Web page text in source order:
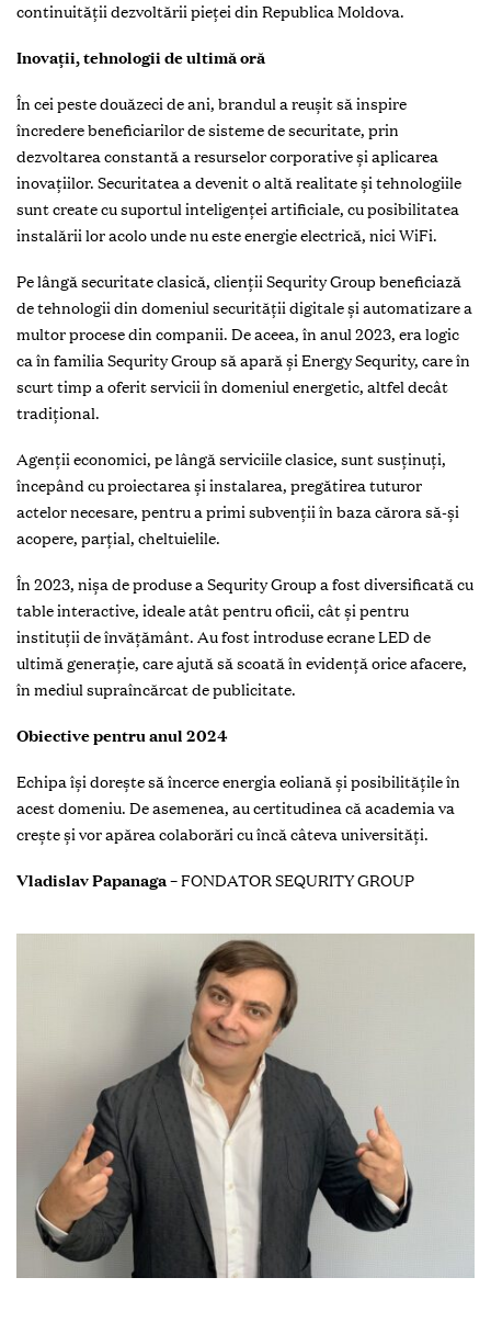
continuității dezvoltării pieței din Republica Moldova.
Inovații, tehnologii de ultimă oră
În cei peste douăzeci de ani, brandul a reușit să inspire
încredere beneficiarilor de sisteme de securitate, prin
dezvoltarea constantă a resurselor corporative și aplicarea
inovațiilor. Securitatea a devenit o altă realitate și tehnologiile
sunt create cu suportul inteligenței artificiale, cu posibilitatea
instalării lor acolo unde nu este energie electrică, nici WiFi.
Pe lângă securitate clasică, clienții Sequrity Group beneficiază
de tehnologii din domeniul securității digitale și automatizare a
multor procese din companii. De aceea, în anul 2023, era logic
ca în familia Sequrity Group să apară și Energy Sequrity, care în
scurt timp a oferit servicii în domeniul energetic, altfel decât
tradițional.
Agenții economici, pe lângă serviciile clasice, sunt susținuți,
începând cu proiectarea și instalarea, pregătirea tuturor
actelor necesare, pentru a primi subvenții în baza cărora să-și
acopere, parțial, cheltuielile.
În 2023, nișa de produse a Sequrity Group a fost diversificată cu
table interactive, ideale atât pentru oficii, cât și pentru
instituții de învățământ. Au fost introduse ecrane LED de
ultimă generație, care ajută să scoată în evidență orice afacere,
în mediul supraîncărcat de publicitate.
Obiective pentru anul 2024
Echipa își dorește să încerce energia eoliană și posibilitățile în
acest domeniu. De asemenea, au certitudinea că academia va
crește și vor apărea colaborări cu încă câteva universități.
Vladislav Papanaga– FONDATOR SEQURITY GROUP